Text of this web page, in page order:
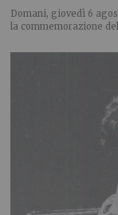
Domani, giovedì 6
la commemorazione